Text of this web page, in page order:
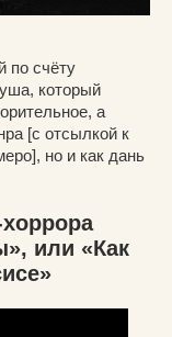
по счёту
который
а
[с отсылкой к
но и как дань
или «Как